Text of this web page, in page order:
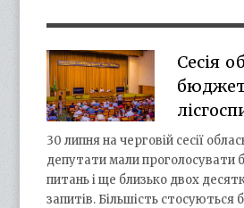
Сесія
30 липня на черговій сесії
депутати мали проголосувати
питань і ще близько двох
запитів. Більшість